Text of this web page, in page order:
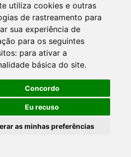
utiliza cookies e outras
de rastreamento para
sua experiência de
para os seguintes
para ativar a
básica do site.
Concordo
Eu recuso
as minhas preferências